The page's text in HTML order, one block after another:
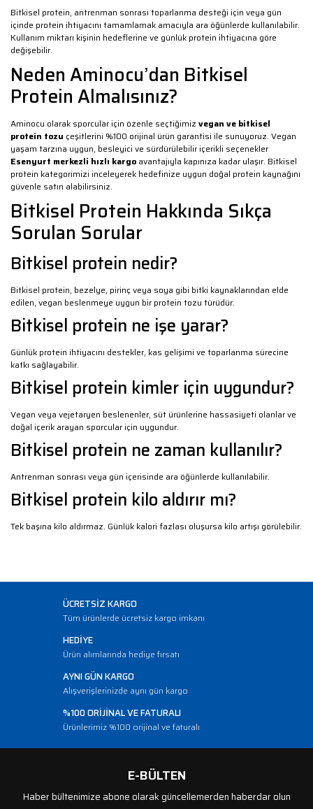
Bitkisel protein, antrenman sonrası toparlanma desteği için veya gün
içinde protein ihtiyacını tamamlamak amacıyla ara öğünlerde kullanılabilir.
Kullanım miktarı kişinin hedeflerine ve günlük protein ihtiyacına göre
değişebilir.
Neden Aminocu’dan Bitkisel
Protein Almalısınız?
Aminocu olarak sporcular için özenle seçtiğimiz vegan ve bitkisel
protein tozu çeşitlerini %100 orijinal ürün garantisi ile sunuyoruz. Vegan
yaşam tarzına uygun, besleyici ve sürdürülebilir içerikli seçenekler
Esenyurt merkezli hızlı kargo avantajıyla kapınıza kadar ulaşır. Bitkisel
protein kategorimizi inceleyerek hedefinize uygun doğal protein kaynağını
güvenle satın alabilirsiniz.
Bitkisel Protein Hakkında Sıkça
Sorulan Sorular
Bitkisel protein nedir?
Bitkisel protein, bezelye, pirinç veya soya gibi bitki kaynaklarından elde
edilen, vegan beslenmeye uygun bir protein tozu türüdür.
Bitkisel protein ne işe yarar?
Günlük protein ihtiyacını destekler, kas gelişimi ve toparlanma sürecine
katkı sağlayabilir.
Bitkisel protein kimler için uygundur?
Vegan veya vejetaryen beslenenler, süt ürünlerine hassasiyeti olanlar ve
doğal içerik arayan sporcular için uygundur.
Bitkisel protein ne zaman kullanılır?
Antrenman sonrası veya gün içerisinde ara öğünlerde kullanılabilir.
Bitkisel protein kilo aldırır mı?
Tek başına kilo aldırmaz. Günlük kalori fazlası oluşursa kilo artışı görülebilir.
ÜCRETSİZ KARGO
Tüm ürünlerde ücretsiz kargo imkanı
HEDİYE
Ürün alımlarında hediye fırsatı
AYNI GÜN KARGO
Alışverişlerinizde aynı gün kargo
%100 ORİJİNAL VE FATURALI
Ürünlerimiz %100 orijinal ve faturalı
E-BÜLTEN
Haber bültenimize abone olarak güncellemerden haberdar olun